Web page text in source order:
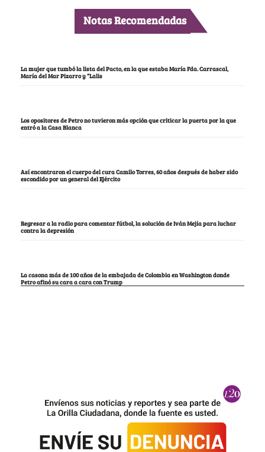
Notas Recomendadas
La mujer que tumbó la lista del Pacto, en la que estaba María Fda. Carrascal,
María del Mar Pizarro y “Lalis
Los opositores de Petro no tuvieron más opción que criticar la puerta por la que
entró a la Casa Blanca
Así encontraron el cuerpo del cura Camilo Torres, 60 años después de haber sido
escondido por un general del Ejército
Regresar a la radio para comentar fútbol, la solución de Iván Mejía para luchar
contra la depresión
La casona más de 100 años de la embajada de Colombia en Washington donde
Petro afinó su cara a cara con Trump